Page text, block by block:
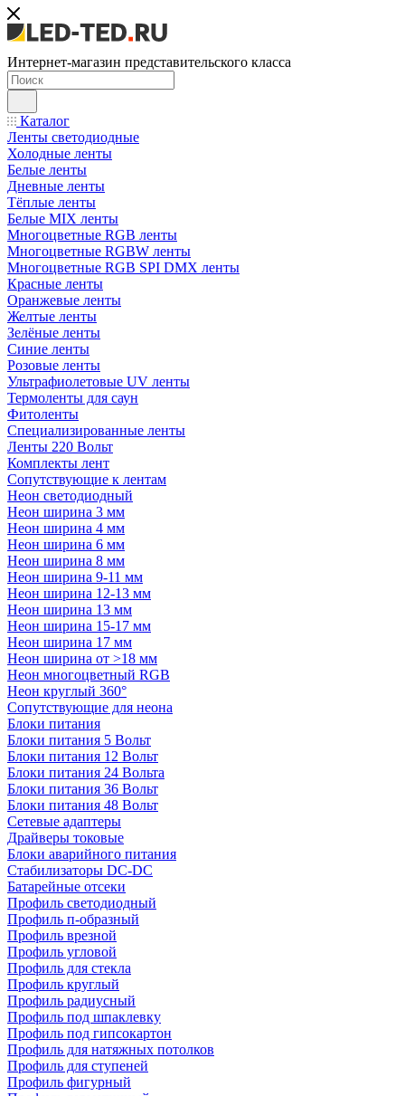
Интернет-магазин представительского класса
Каталог
Ленты светодиодные
Холодные ленты
Белые ленты
Дневные ленты
Тёплые ленты
Белые MIX ленты
Многоцветные RGB ленты
Многоцветные RGBW ленты
Многоцветные RGB SPI DMX ленты
Красные ленты
Оранжевые ленты
Желтые ленты
Зелёные ленты
Синие ленты
Розовые ленты
Ультрафиолетовые UV ленты
Термоленты для саун
Фитоленты
Специализированные ленты
Ленты 220 Вольт
Комплекты лент
Сопутствующие к лентам
Неон светодиодный
Неон ширина 3 мм
Неон ширина 4 мм
Неон ширина 6 мм
Неон ширина 8 мм
Неон ширина 9-11 мм
Неон ширина 12-13 мм
Неон ширина 13 мм
Неон ширина 15-17 мм
Неон ширина 17 мм
Неон ширина от >18 мм
Неон многоцветный RGB
Неон круглый 360°
Сопутствующие для неона
Блоки питания
Блоки питания 5 Вольт
Блоки питания 12 Вольт
Блоки питания 24 Вольта
Блоки питания 36 Вольт
Блоки питания 48 Вольт
Сетевые адаптеры
Драйверы токовые
Блоки аварийного питания
Стабилизаторы DC-DC
Батарейные отсеки
Профиль светодиодный
Профиль п-образный
Профиль врезной
Профиль угловой
Профиль для стекла
Профиль круглый
Профиль радиусный
Профиль под шпаклевку
Профиль под гипсокартон
Профиль для натяжных потолков
Профиль для ступеней
Профиль фигурный